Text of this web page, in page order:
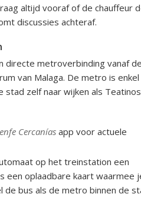
altijd vooraf of de chauffeur
discussies achteraf.
directe metroverbinding vanaf
van Malaga. De metro is enkel
stad zelf naar wijken als Teatinos
Cercanías app voor actuele
op het treinstation een
een oplaadbare kaart waarmee
de bus als de metro binnen de